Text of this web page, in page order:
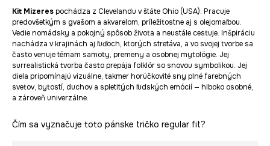
Kit Mizerespochádza z Clevelandu v štáte Ohio (USA). Pracuje
predovšetkým s gvašom a akvarelom, príležitostne aj s olejomaľbou.
Vedie nomádsky a pokojný spôsob života a neustále cestuje. Inšpiráciu
nachádza v krajinách aj ľuďoch, ktorých stretáva, a vo svojej tvorbe sa
často venuje témam samoty, premeny a osobnej mytológie. Jej
surrealistická tvorba často prepája folklór so snovou symbolikou. Jej
diela pripomínajú vizuálne, takmer horúčkovité sny plné farebných
svetov, bytostí, duchov a spletitých ľudských emócií — hlboko osobné,
a zároveň univerzálne.
Čím sa vyznačuje toto pánske tričko regular fit?